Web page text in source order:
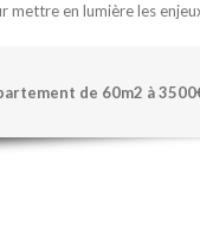
mettre en lumière les
de 60m2 à